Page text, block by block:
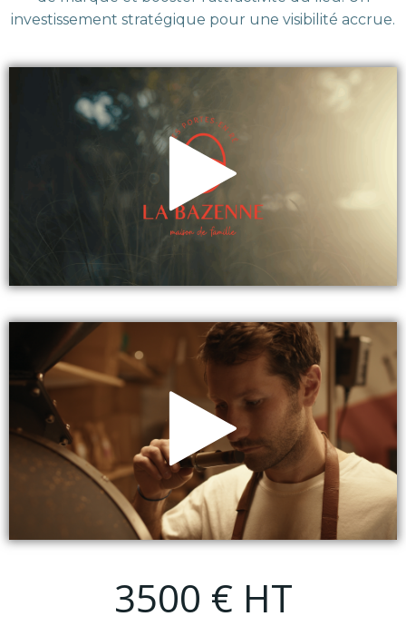
investissement stratégique pour une visibilité accrue.
3500 € HT